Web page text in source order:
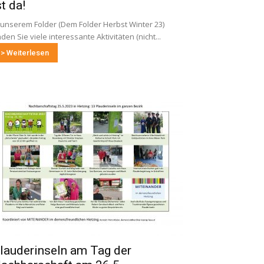
da!
Folder (Dem Folder Herbst Winter 23)
Sie viele interessante Aktivitäten (nicht...
> Weiterlesen
am Tag der